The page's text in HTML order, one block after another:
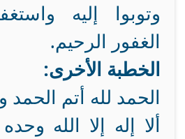
وتوبوا إليه
الغفور الرحيم.
الخطبة الأخرى:
الحمد لله أتم الحمد
ألا إله إلا الله